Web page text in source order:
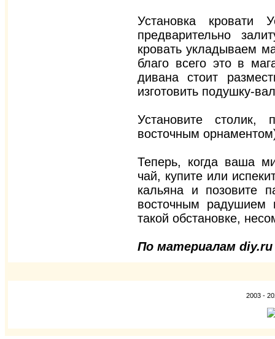
Установка кровати
предварительно
кровать укладываем
благо всего это в
дивана стоит
изготовить подушку-
Установите столик,
восточным
Теперь, когда ваша
чай, купите или
кальяна и позовите
восточным радушием
такой обстановке,
По материалам diy.ru
2003 -